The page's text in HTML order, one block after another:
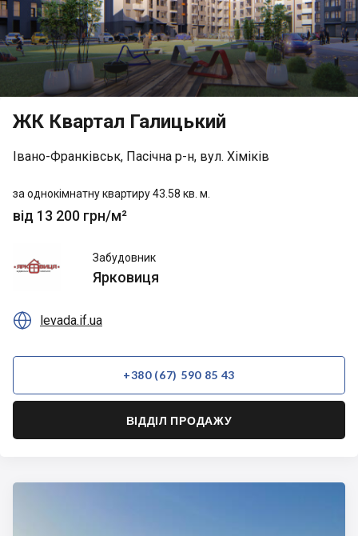
ЖК Квартал Галицький
Івано-Франківськ, Пасічна р-н, вул. Хіміків
за однокімнатну квартиру 43.58 кв. м.
від 13 200 грн/м²
Забудовник
Ярковиця
 levada.if.ua
+380 (67) 590 85 43
ВІДДІЛ ПРОДАЖУ